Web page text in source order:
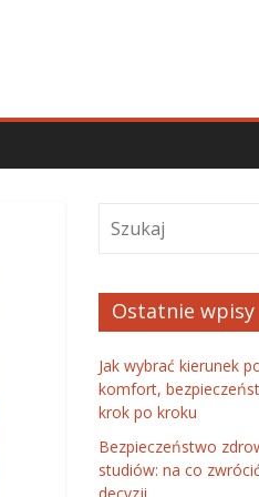
Ostatnie wpisy
Jak wybrać kierunek
komfort,
krok po kroku
Bezpieczeństwo
studiów: na co